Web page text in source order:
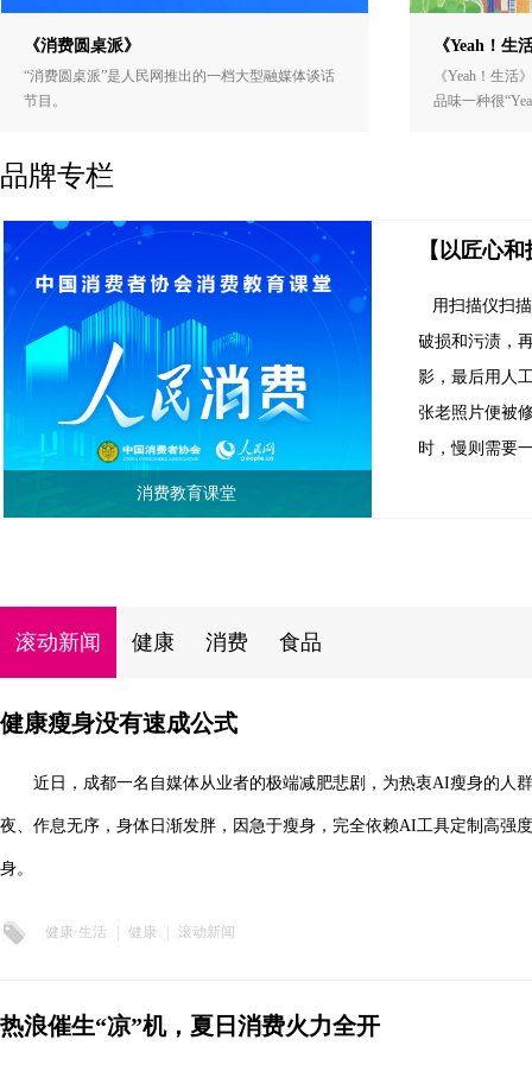
《消费圆桌派》
“消费圆桌派”是人民网推出的一档大型融媒体谈话
节目。
《Yeah！生
《Yeah！生活
品味一种很
品牌专栏
消费教育课堂
【以匠心
用扫描仪扫
破损和污渍，
影，最后用人
张老照片便被
时，慢则需要
滚动新闻 健康 消费 食品
健康瘦身没有速成公式
近日，成都一名自媒体从业者的极端减肥悲剧，为热衷AI瘦身的人
夜、作息无序，身体日渐发胖，因急于瘦身，完全依赖AI工具定制高强
身。
健康·生活 健康 滚动新闻
热浪催生“凉”机，夏日消费火力全开